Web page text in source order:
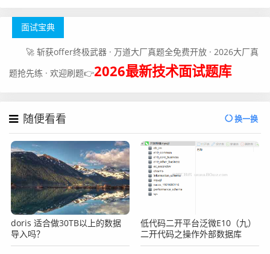
面试宝典
🚀 斩获offer终极武器 · 万道大厂真题全免费开放 · 2026大厂真
题抢先练 · 欢迎刷题👉2026最新技术面试题库
随便看看 换一换
doris 适合做30TB以上的数据
导入吗？
低代码二开平台泛微E10（九）
二开代码之操作外部数据库